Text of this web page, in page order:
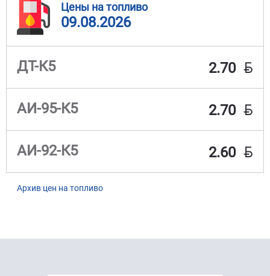
Цены на топливо
09.08.2026
ДТ-К5 2.70 BYN
АИ-95-К5 2.70 BYN
АИ-92-К5 2.60 BYN
Архив цен на топливо